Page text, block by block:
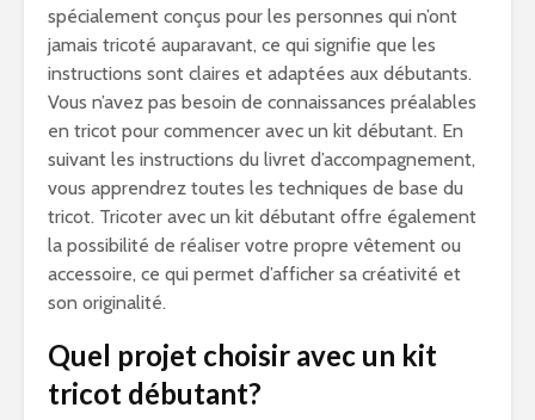
spécialement conçus pour les personnes qui n’ont
jamais tricoté auparavant, ce qui signifie que les
instructions sont claires et adaptées aux débutants.
Vous n’avez pas besoin de connaissances préalables
en tricot pour commencer avec un kit débutant. En
suivant les instructions du livret d’accompagnement,
vous apprendrez toutes les techniques de base du
tricot. Tricoter avec un kit débutant offre également
la possibilité de réaliser votre propre vêtement ou
accessoire, ce qui permet d’afficher sa créativité et
son originalité.
Quel projet choisir avec un kit
tricot débutant?